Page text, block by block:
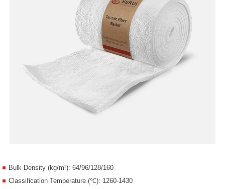
Bulk Density (kg/m³): 64/96/128/160
Classification Temperature (℃): 1260-1430